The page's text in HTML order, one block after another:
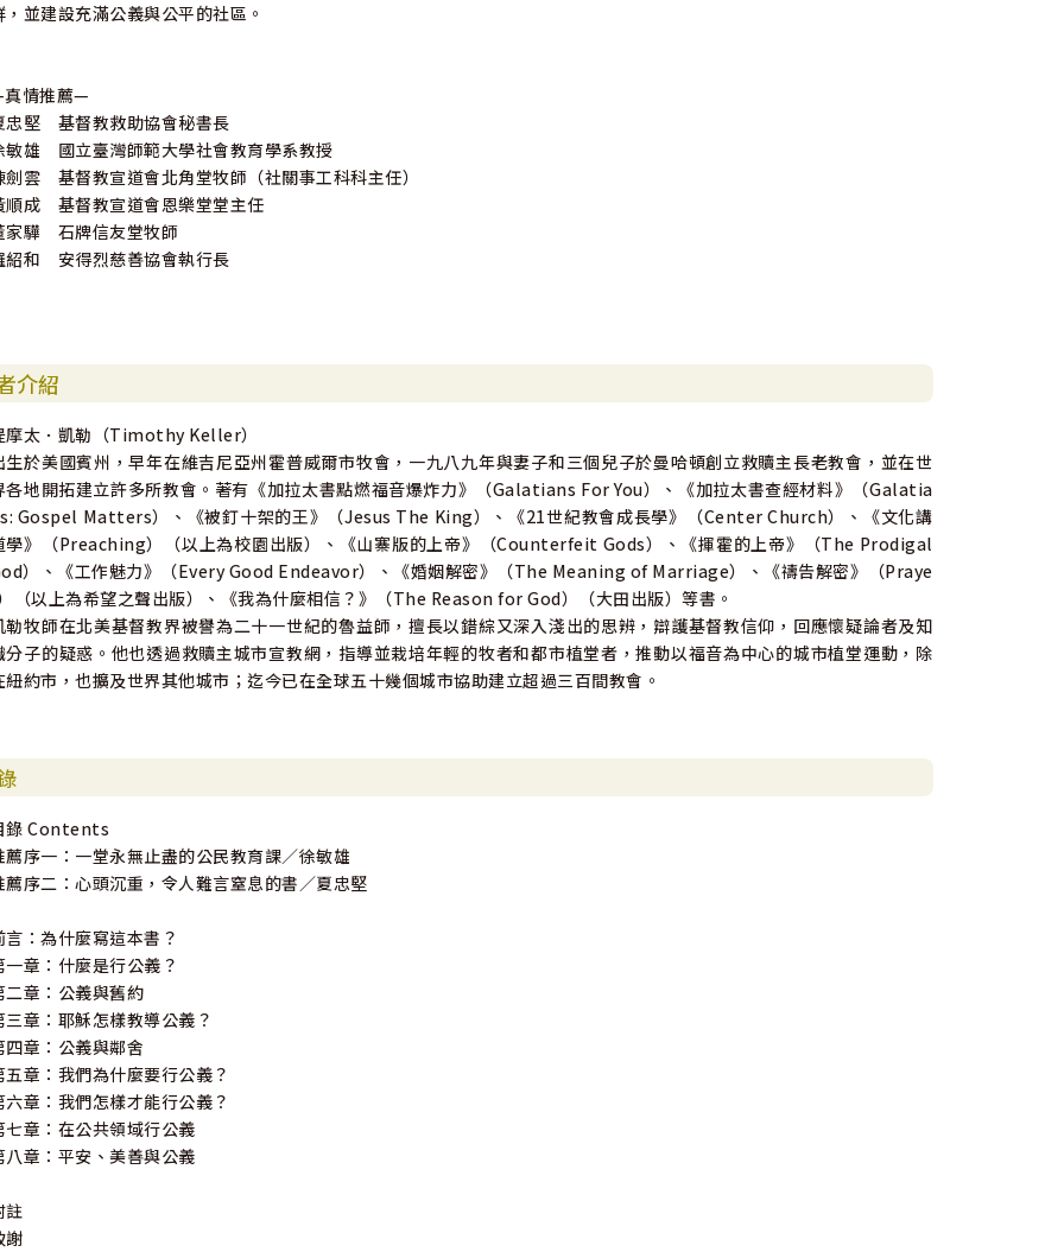
，並建設充滿公義與公平的社區。
情推薦—
忠堅 基督教救助協會秘書長
敏雄 國立臺灣師範大學社會教育學系教授
劍雲 基督教宣道會北角堂牧師（社關事工科科主任）
順成 基督教宣道會恩樂堂堂主任
家驊 石牌信友堂牧師
紹和 安得烈慈善協會執行長
介紹
摩太．凱勒（Timothy Keller）
生於美國賓州，早年在維吉尼亞州霍普威爾市牧會，一九八九年與妻子和三個兒子於曼哈頓創立救贖主長老教會，並在世
各地開拓建立許多所教會。著有《加拉太書點燃福音爆炸力》（Galatians For You）、《加拉太書查經材料》（Galatia
Gospel Matters）、《被釘十架的王》（Jesus The King）、《21世紀教會成長學》（Center Church）、《文化講
學》（Preaching）（以上為校園出版）、《山寨版的上帝》（Counterfeit Gods）、《揮霍的上帝》（The Prodigal
）、《工作魅力》（Every Good Endeavor）、《婚姻解密》（The Meaning of Marriage）、《禱告解密》（Praye
（以上為希望之聲出版）、《我為什麼相信？》（The Reason for God）（大田出版）等書。
勒牧師在北美基督教界被譽為二十一世紀的魯益師，擅長以錯綜又深入淺出的思辨，辯護基督教信仰，回應懷疑論者及知
分子的疑惑。他也透過救贖主城市宣教網，指導並栽培年輕的牧者和都市植堂者，推動以福音為中心的城市植堂運動，除
紐約市，也擴及世界其他城市；迄今已在全球五十幾個城市協助建立超過三百間教會。
錄 Contents
薦序一：一堂永無止盡的公民教育課∕徐敏雄
薦序二：心頭沉重，令人難言窒息的書∕夏忠堅
言：為什麼寫這本書？
一章：什麼是行公義？
二章：公義與舊約
三章：耶穌怎樣教導公義？
四章：公義與鄰舍
五章：我們為什麼要行公義？
六章：我們怎樣才能行公義？
七章：在公共領域行公義
八章：平安、美善與公義
註
謝